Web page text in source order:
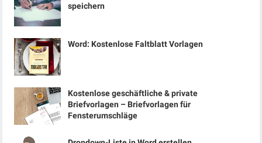
speichern
Word: Kostenlose Faltblatt Vorlagen
Kostenlose geschäftliche & private
Briefvorlagen – Briefvorlagen für
Fensterumschläge